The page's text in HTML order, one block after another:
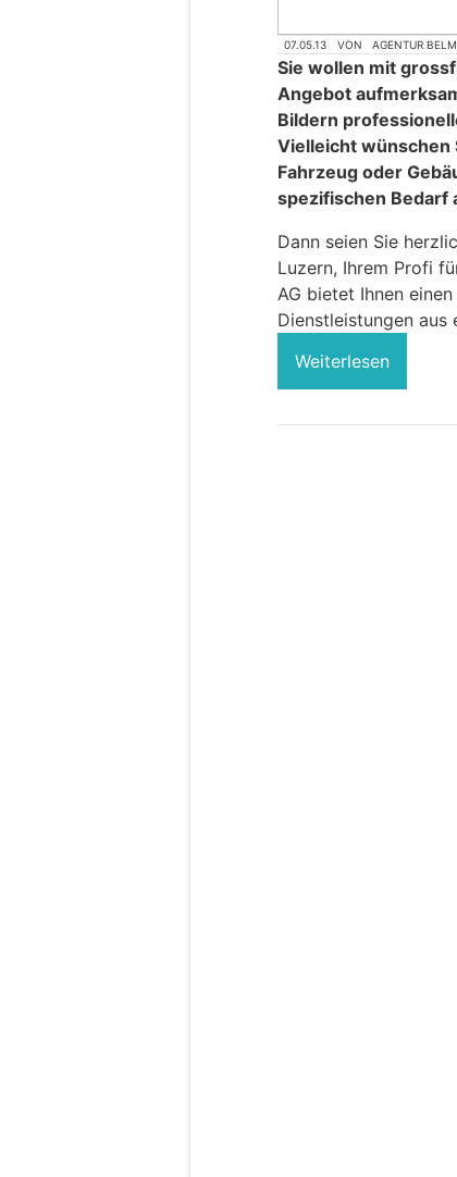
07.05.13 VON AGENTUR
Sie wollen mit
Angebot
Bildern
Vielleicht wünschen
Fahrzeug oder
spezifischen Bedarf
Dann seien Sie
Luzern, Ihrem Profi
AG bietet Ihnen
Dienstleistungen aus
Weiterlesen